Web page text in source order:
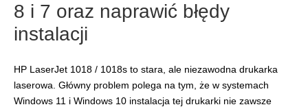
8 i 7 oraz naprawić błędy
instalacji
HP LaserJet 1018 / 1018s to stara, ale niezawodna drukarka
laserowa. Główny problem polega na tym, że w systemach
Windows 11 i Windows 10 instalacja tej drukarki nie zawsze